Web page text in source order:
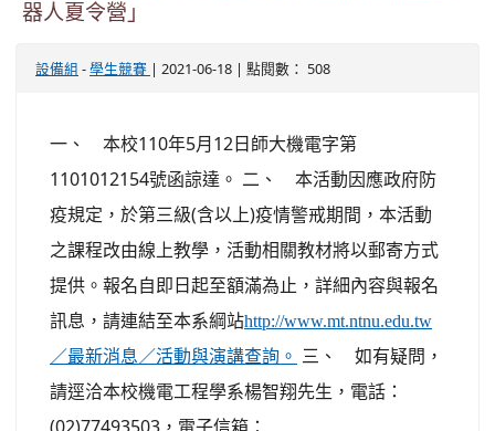
器人夏令營」
設備組 - 學生競賽 | 2021-06-18 | 點閱數： 508
一、 本校110年5月12日師大機電字第
1101012154號函諒達。 二、 本活動因應政府防
疫規定，於第三級(含以上)疫情警戒期間，本活動
之課程改由線上教學，活動相關教材將以郵寄方式
提供。報名自即日起至額滿為止，詳細內容與報名
訊息，請連結至本系綱站http://www.mt.ntnu.edu.tw
／最新消息／活動與演講查詢。
三、 如有疑問，
請逕洽本校機電工程學系楊智翔先生，電話：